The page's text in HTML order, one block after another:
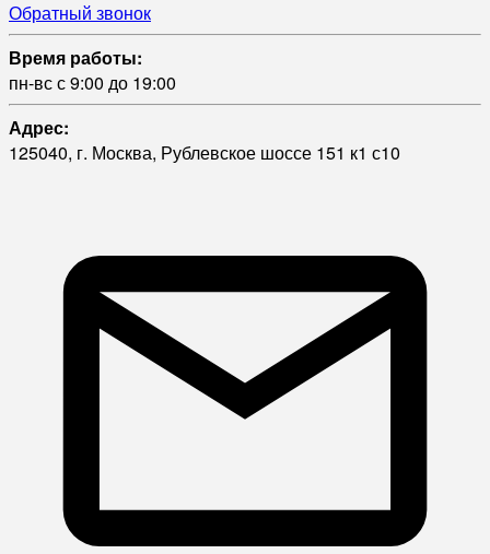
Обратный звонок
Время работы:
пн-вс с 9:00 до 19:00
Адрес:
125040, г. Москва, Рублевское шоссе 151 к1 с10